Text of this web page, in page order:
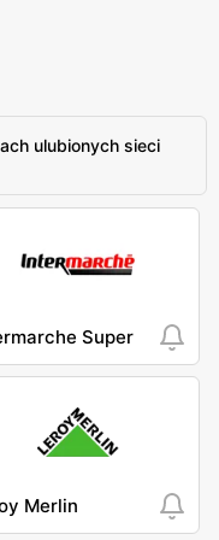
ulubionych sieci
Super
Merlin